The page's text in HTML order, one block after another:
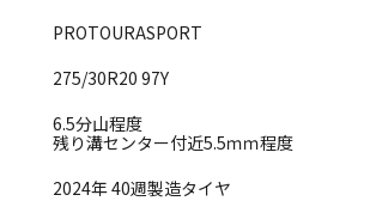
PROTOURASPORT
275/30R20 97Y
6.5分山程度
残り溝センター付近5.5ｍｍ程度
2024年 40週製造タイヤ